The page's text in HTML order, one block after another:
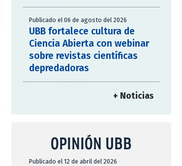
Publicado el 06 de agosto del 2026
UBB fortalece cultura de
Ciencia Abierta con webinar
sobre revistas científicas
depredadoras
+ Noticias
OPINIÓN UBB
Publicado el 12 de abril del 2026